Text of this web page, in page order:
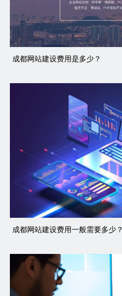
成都网站建设费用是多少？
成都网站建设费用一般需要多少？